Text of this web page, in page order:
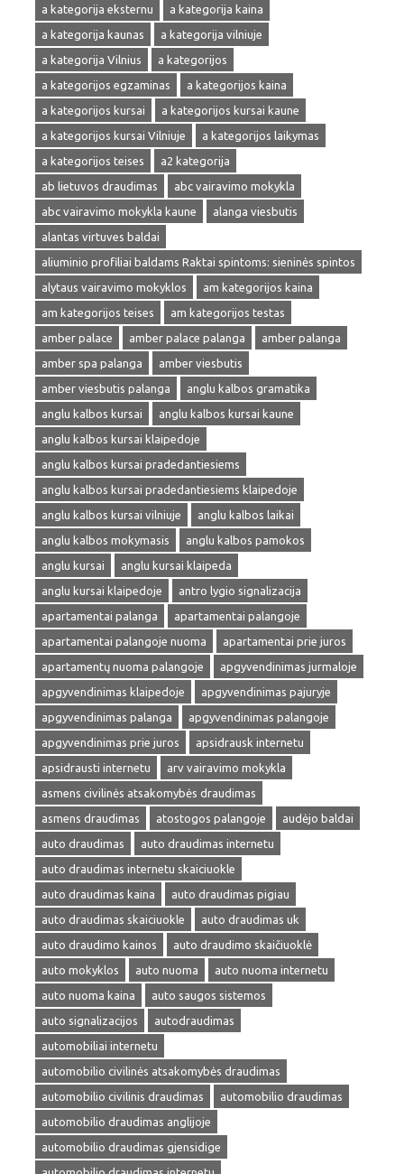
a kategorija eksternu
a kategorija kaina
a kategorija kaunas
a kategorija vilniuje
a kategorija Vilnius
a kategorijos
a kategorijos egzaminas
a kategorijos kaina
a kategorijos kursai
a kategorijos kursai kaune
a kategorijos kursai Vilniuje
a kategorijos laikymas
a kategorijos teises
a2 kategorija
ab lietuvos draudimas
abc vairavimo mokykla
abc vairavimo mokykla kaune
alanga viesbutis
alantas virtuves baldai
aliuminio profiliai baldams Raktai spintoms: sieninės spintos
alytaus vairavimo mokyklos
am kategorijos kaina
am kategorijos teises
am kategorijos testas
amber palace
amber palace palanga
amber palanga
amber spa palanga
amber viesbutis
amber viesbutis palanga
anglu kalbos gramatika
anglu kalbos kursai
anglu kalbos kursai kaune
anglu kalbos kursai klaipedoje
anglu kalbos kursai pradedantiesiems
anglu kalbos kursai pradedantiesiems klaipedoje
anglu kalbos kursai vilniuje
anglu kalbos laikai
anglu kalbos mokymasis
anglu kalbos pamokos
anglu kursai
anglu kursai klaipeda
anglu kursai klaipedoje
antro lygio signalizacija
apartamentai palanga
apartamentai palangoje
apartamentai palangoje nuoma
apartamentai prie juros
apartamentų nuoma palangoje
apgyvendinimas jurmaloje
apgyvendinimas klaipedoje
apgyvendinimas pajuryje
apgyvendinimas palanga
apgyvendinimas palangoje
apgyvendinimas prie juros
apsidrausk internetu
apsidrausti internetu
arv vairavimo mokykla
asmens civilinės atsakomybės draudimas
asmens draudimas
atostogos palangoje
audėjo baldai
auto draudimas
auto draudimas internetu
auto draudimas internetu skaiciuokle
auto draudimas kaina
auto draudimas pigiau
auto draudimas skaiciuokle
auto draudimas uk
auto draudimo kainos
auto draudimo skaičiuoklė
auto mokyklos
auto nuoma
auto nuoma internetu
auto nuoma kaina
auto saugos sistemos
auto signalizacijos
autodraudimas
automobiliai internetu
automobilio civilinės atsakomybės draudimas
automobilio civilinis draudimas
automobilio draudimas
automobilio draudimas anglijoje
automobilio draudimas gjensidige